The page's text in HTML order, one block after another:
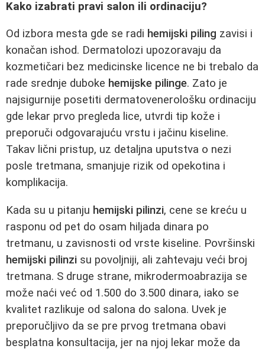
Kako izabrati pravi salon ili ordinaciju?
Od izbora mesta gde se radi hemijski piling zavisi i
konačan ishod. Dermatolozi upozoravaju da
kozmetičari bez medicinske licence ne bi trebalo da
rade srednje duboke hemijske pilinge. Zato je
najsigurnije posetiti dermatovenerološku ordinaciju
gde lekar prvo pregleda lice, utvrdi tip kože i
preporuči odgovarajuću vrstu i jačinu kiseline.
Takav lični pristup, uz detaljna uputstva o nezi
posle tretmana, smanjuje rizik od opekotina i
komplikacija.
Kada su u pitanju hemijski pilinzi, cene se kreću u
rasponu od pet do osam hiljada dinara po
tretmanu, u zavisnosti od vrste kiseline. Površinski
hemijski pilinzi su povoljniji, ali zahtevaju veći broj
tretmana. S druge strane, mikrodermoabrazija se
može naći već od 1.500 do 3.500 dinara, iako se
kvalitet razlikuje od salona do salona. Uvek je
preporučljivo da se pre prvog tretmana obavi
besplatna konsultacija, jer na njoj lekar može da